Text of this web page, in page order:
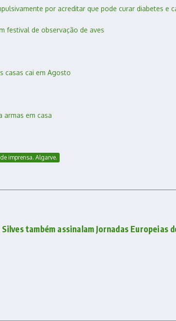
por acreditar que pode curar diabetes e
festival de observação de aves
casas cai em Agosto
armas em casa
imprensa. Algarve.
também assinalam Jornadas Europeias